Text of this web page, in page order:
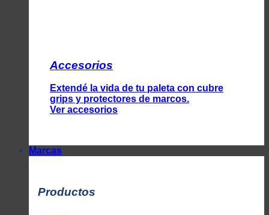
Accesorios
Extendé la vida de tu paleta con cubre
grips y protectores de marcos.
Ver accesorios
Marcas
Productos